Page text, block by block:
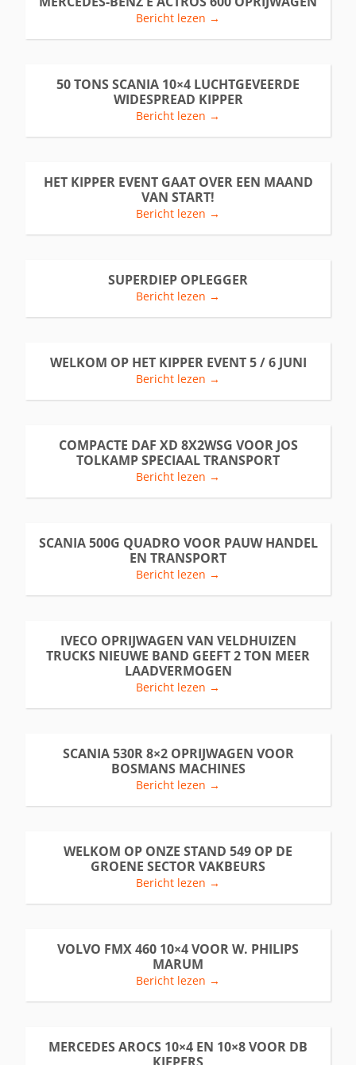
Bericht lezen →
50 TONS SCANIA 10×4 LUCHTGEVEERDE
WIDESPREAD KIPPER
Bericht lezen →
HET KIPPER EVENT GAAT OVER EEN MAAND
VAN START!
Bericht lezen →
SUPERDIEP OPLEGGER
Bericht lezen →
WELKOM OP HET KIPPER EVENT 5 / 6 JUNI
Bericht lezen →
COMPACTE DAF XD 8X2WSG VOOR JOS
TOLKAMP SPECIAAL TRANSPORT
Bericht lezen →
SCANIA 500G QUADRO VOOR PAUW HANDEL
EN TRANSPORT
Bericht lezen →
IVECO OPRIJWAGEN VAN VELDHUIZEN
TRUCKS NIEUWE BAND GEEFT 2 TON MEER
LAADVERMOGEN
Bericht lezen →
SCANIA 530R 8×2 OPRIJWAGEN VOOR
BOSMANS MACHINES
Bericht lezen →
WELKOM OP ONZE STAND 549 OP DE
GROENE SECTOR VAKBEURS
Bericht lezen →
VOLVO FMX 460 10×4 VOOR W. PHILIPS
MARUM
Bericht lezen →
MERCEDES AROCS 10×4 EN 10×8 VOOR DB